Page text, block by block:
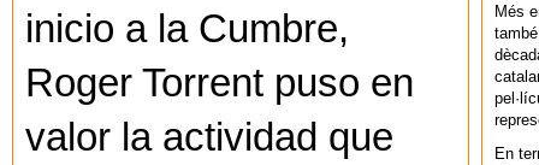
inicio a la Cumbre,
Roger Torrent puso en
valor la actividad que
Més
En